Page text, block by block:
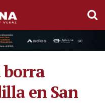
borra
en San